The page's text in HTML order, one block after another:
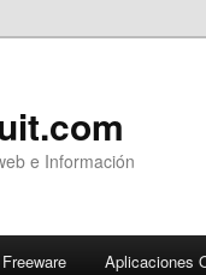
e Información
Freeware Aplicaciones